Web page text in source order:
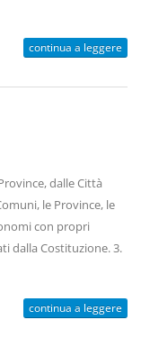
continua a leggere
dalle Città
le Province, le
con propri
dalla Costituzione. 3.
continua a leggere